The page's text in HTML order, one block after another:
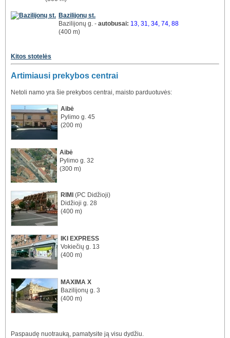
Bazilijonų st.
Bazilijonų g. - autobusai: 13, 31, 34, 74, 88
(400 m)
Kitos stotelės
Artimiausi prekybos centrai
Netoli namo yra šie prekybos centrai, maisto parduotuvės:
Aibė
Pylimo g. 45
(200 m)
Aibė
Pylimo g. 32
(300 m)
RIMI (PC Didžioji)
Didžioji g. 28
(400 m)
IKI EXPRESS
Vokiečių g. 13
(400 m)
MAXIMA X
Bazilijonų g. 3
(400 m)
Paspaudę nuotrauką, pamatysite ją visu dydžiu.